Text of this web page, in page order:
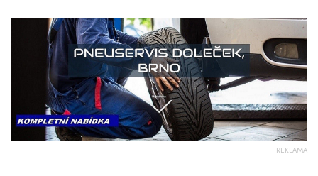
REKLAMA